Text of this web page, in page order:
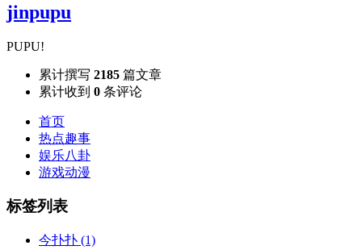
jinpupu
PUPU!
累计撰写 2185 篇文章
累计收到 0 条评论
首页
热点趣事
娱乐八卦
游戏动漫
标签列表
今扑扑 (1)